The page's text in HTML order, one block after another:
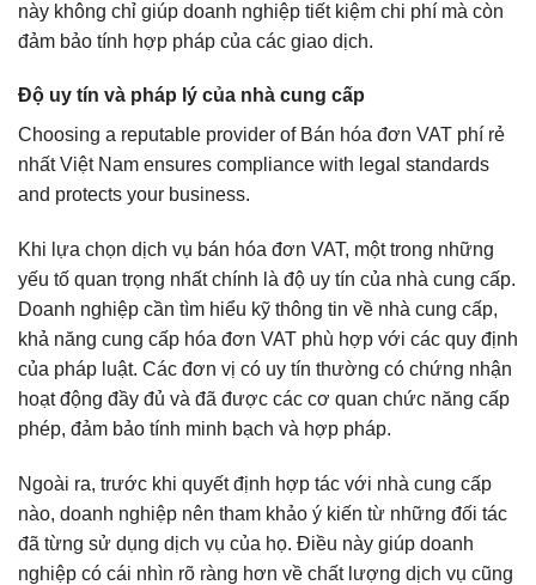
này không chỉ giúp doanh nghiệp tiết kiệm chi phí mà còn
đảm bảo tính hợp pháp của các giao dịch.
Độ uy tín và pháp lý của nhà cung cấp
Choosing a reputable provider of Bán hóa đơn VAT phí rẻ
nhất Việt Nam ensures compliance with legal standards
and protects your business.
Khi lựa chọn dịch vụ bán hóa đơn VAT, một trong những
yếu tố quan trọng nhất chính là độ uy tín của nhà cung cấp.
Doanh nghiệp cần tìm hiểu kỹ thông tin về nhà cung cấp,
khả năng cung cấp hóa đơn VAT phù hợp với các quy định
của pháp luật. Các đơn vị có uy tín thường có chứng nhận
hoạt động đầy đủ và đã được các cơ quan chức năng cấp
phép, đảm bảo tính minh bạch và hợp pháp.
Ngoài ra, trước khi quyết định hợp tác với nhà cung cấp
nào, doanh nghiệp nên tham khảo ý kiến từ những đối tác
đã từng sử dụng dịch vụ của họ. Điều này giúp doanh
nghiệp có cái nhìn rõ ràng hơn về chất lượng dịch vụ cũng